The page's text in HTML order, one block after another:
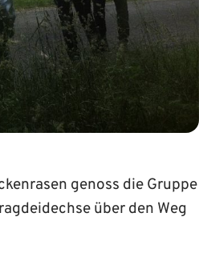
genoss die Gruppe
über den Weg